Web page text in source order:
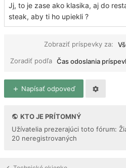
Jj, to je zase ako klasika, aj do
steak, aby ti ho upiekli ?
Zobraziť príspevky za:
Zoradiť podľa Čas odoslania
Napísať odpoveď
KTO JE PRÍTOMNÝ
Užívatelia prezerajúci toto fórum:
20 neregistrovaných